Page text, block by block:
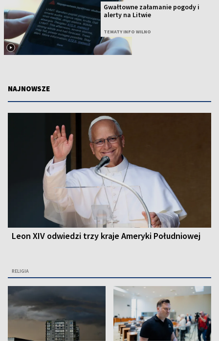
Gwałtowne załamanie pogody i
alerty na Litwie
TEMATY INFO WILNO
NAJNOWSZE
Leon XIV odwiedzi trzy kraje Ameryki Południowej
RELIGIA